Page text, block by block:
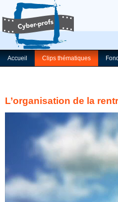
Accueil Clips thématiques
L’organisation de la